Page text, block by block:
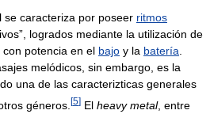
caracteriza por poseer ritmos
logrados mediante la utilización de
potencia en el bajo y la batería
melódicos, sin embargo, es la
una de las caracterizticas generales
géneros. [5] El heavy metal, entre